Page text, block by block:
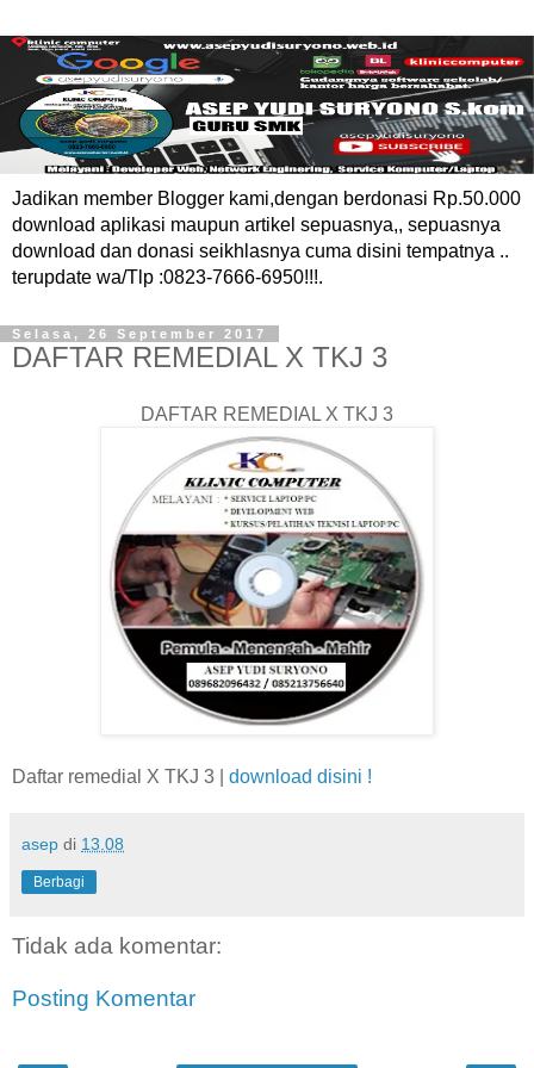
Jadikan member Blogger kami,dengan berdonasi Rp.50.000
download aplikasi maupun artikel sepuasnya,, sepuasnya
download dan donasi seikhlasnya cuma disini tempatnya ..
terupdate wa/Tlp :0823-7666-6950!!!.
Selasa, 26 September 2017
DAFTAR REMEDIAL X TKJ 3
DAFTAR REMEDIAL X TKJ 3
Daftar remedial X TKJ 3 | download disini !
asep di 13.08
Berbagi
Tidak ada komentar:
Posting Komentar